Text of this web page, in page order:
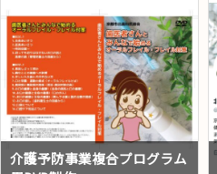
SNS連続投稿中